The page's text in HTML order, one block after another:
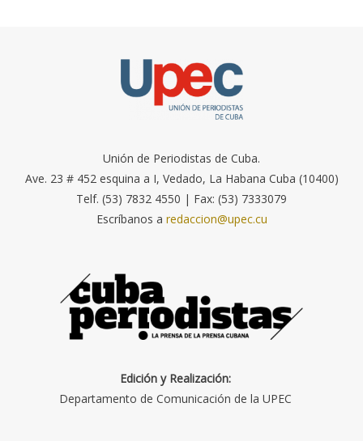
Unión de Periodistas de Cuba.
Ave. 23 # 452 esquina a I, Vedado, La Habana Cuba (10400)
Telf. (53) 7832 4550 | Fax: (53) 7333079
Escríbanos a redaccion@upec.cu
Edición y Realización:
Departamento de Comunicación de la UPEC